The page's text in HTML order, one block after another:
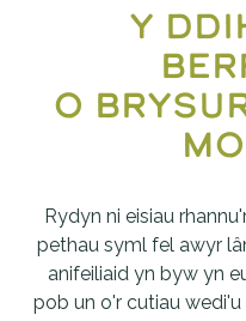
y
Rydyn ni eisiau
pethau syml fel awyr
anifeiliaid yn byw yn
pob un o'r cutiau